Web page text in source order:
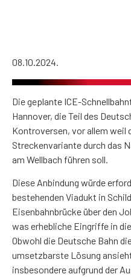
08.10.2024.
Die geplante ICE-
Hannover, die Teil des
Kontroversen, vor allem weil
Streckenvariante durch das
am Wellbach führen soll.
Diese Anbindung würde
bestehenden Viadukt in
Eisenbahnbrücke über den
was erhebliche Eingriffe in
Obwohl die Deutsche Bahn
umsetzbarste Lösung
insbesondere aufgrund der